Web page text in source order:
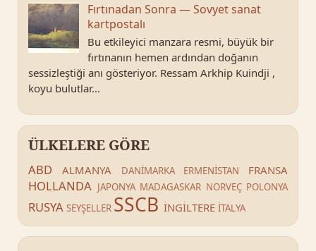
Fırtınadan Sonra — Sovyet sanat
kartpostalı
Bu etkileyici manzara resmi, büyük bir
fırtınanın hemen ardından doğanın
sessizleştiği anı gösteriyor. Ressam Arkhip Kuindji ,
koyu bulutlar...
ÜLKELERE GÖRE
ABD ALMANYA DANİMARKA ERMENİSTAN FRANSA
HOLLANDA JAPONYA MADAGASKAR NORVEÇ POLONYA
RUSYA SEYŞELLER SSCB İNGİLTERE İTALYA